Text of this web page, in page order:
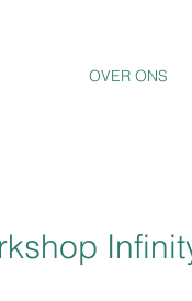
OVER ONS